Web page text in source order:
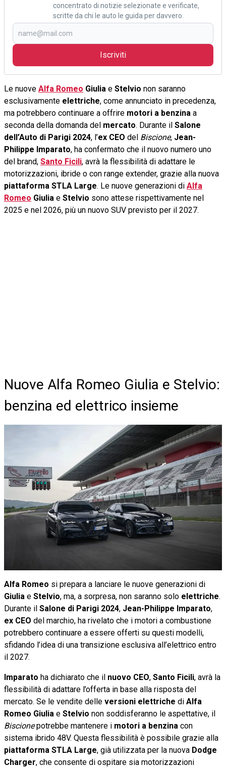
concentrato di notizie selezionate e verificate,
scritte da chi le auto le guida per davvero.
Iscriviti
Le nuove Alfa Romeo Giulia e Stelvio non saranno
esclusivamente elettriche, come annunciato in precedenza,
ma potrebbero continuare a offrire motori a benzina a
seconda della domanda del mercato. Durante il Salone
dell’Auto di Parigi 2024, l’ex CEO del Biscione, Jean-
Philippe Imparato, ha confermato che il nuovo numero uno
del brand, Santo Ficili, avrà la flessibilità di adattare le
motorizzazioni, ibride o con range extender, grazie alla nuova
piattaforma STLA Large. Le nuove generazioni di Alfa
Romeo Giulia e Stelvio sono attese rispettivamente nel
2025 e nel 2026, più un nuovo SUV previsto per il 2027.
Nuove Alfa Romeo Giulia e Stelvio:
benzina ed elettrico insieme
Alfa Romeo si prepara a lanciare le nuove generazioni di
Giulia e Stelvio, ma, a sorpresa, non saranno solo elettriche.
Durante il Salone di Parigi 2024, Jean-Philippe Imparato,
ex CEO del marchio, ha rivelato che i motori a combustione
potrebbero continuare a essere offerti su questi modelli,
sfidando l’idea di una transizione esclusiva all’elettrico entro
il 2027.
Imparato ha dichiarato che il nuovo CEO, Santo Ficili, avrà la
flessibilità di adattare l’offerta in base alla risposta del
mercato. Se le vendite delle versioni elettriche di Alfa
Romeo Giulia e Stelvio non soddisferanno le aspettative, il
Biscionepotrebbe mantenere i motori a benzina con
sistema ibrido 48V. Questa flessibilità è possibile grazie alla
piattaforma STLA Large, già utilizzata per la nuova Dodge
Charger, che consente di ospitare sia motorizzazioni